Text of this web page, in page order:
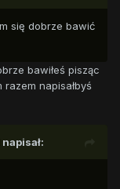
się dobrze bawić
bawiłeś pisząc
napisałbyś
napisał: